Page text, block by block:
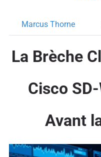
Marcus Thorne
La Brèche
Cisco
Avant